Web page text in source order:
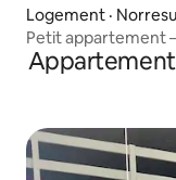
Logement ·
Petit appartement
Stationnement